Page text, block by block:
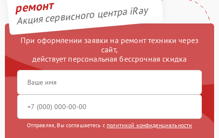
ремонт
Акция сервисного центра iRay
При оформлении заявки на ремонт техники через
сайт,
действует персональная бессрочная скидка
Отправляя, Вы соглашаетесь с политикой конфиденциальности